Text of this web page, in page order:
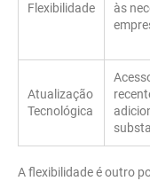
Flexibilidade
às
Atualização
Tecnológica
A flexibilidade é outro